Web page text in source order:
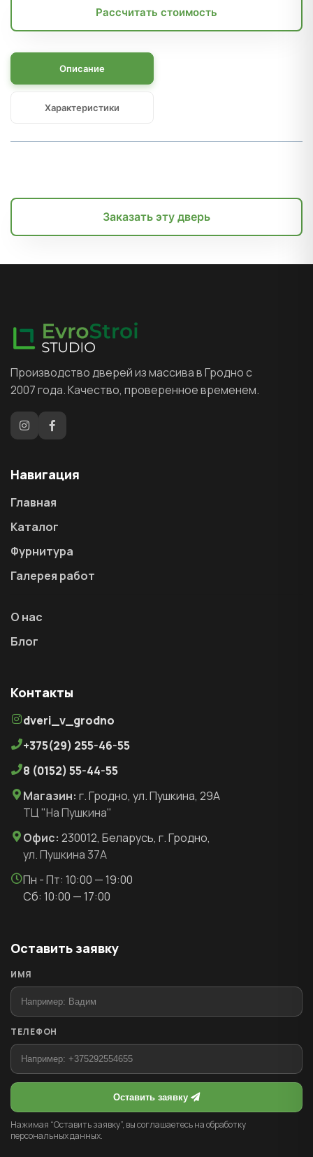
Рассчитать стоимость
Описание
Характеристики
Заказать эту дверь
Производство дверей из массива в Гродно с
2007 года. Качество, проверенное временем.
Навигация
Главная
Каталог
Фурнитура
Галерея работ
О нас
Блог
Контакты
dveri_v_grodno
+375(29) 255-46-55
8 (0152) 55-44-55
Магазин: г. Гродно, ул. Пушкина, 29А
ТЦ "На Пушкина"
Офис: 230012, Беларусь, г. Гродно,
ул. Пушкина 37А
Пн - Пт: 10:00 — 19:00
Сб: 10:00 — 17:00
Оставить заявку
ИМЯ
ТЕЛЕФОН
Оставить заявку
Нажимая “Оставить заявку”, вы соглашаетесь на обработку
персональных данных.